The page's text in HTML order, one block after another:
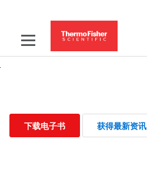
下载电子书 获得最新资讯